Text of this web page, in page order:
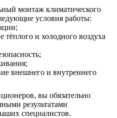
монтаж климатического
условия работы:
и холодного воздуха
внешнего и внутреннего
вы обязательно
результатами
специалистов.